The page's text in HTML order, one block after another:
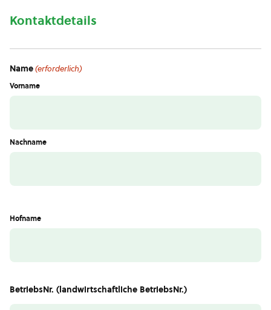
Kontaktdetails
Name(erforderlich)
Vorname
Nachname
Hofname
BetriebsNr. (landwirtschaftliche BetriebsNr.)